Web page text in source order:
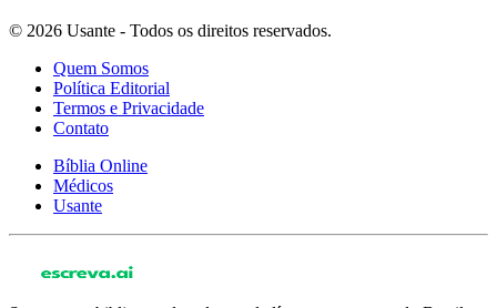
© 2026 Usante - Todos os direitos reservados.
Quem Somos
Política Editorial
Termos e Privacidade
Contato
Bíblia Online
Médicos
Usante